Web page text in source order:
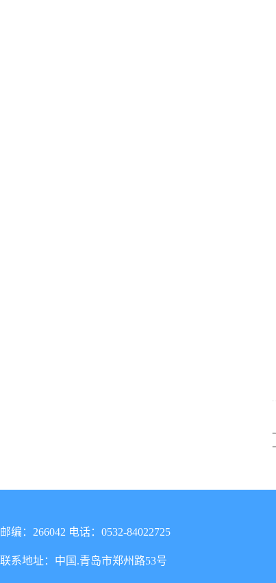
邮编：266042 电话：0532-84022725
联系地址：中国.青岛市郑州路53号